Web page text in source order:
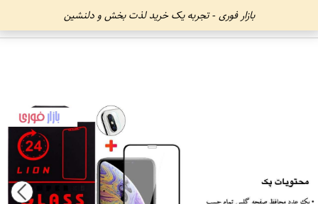
بازار فوری - تجربه یک خرید لذت بخش و دلنشین